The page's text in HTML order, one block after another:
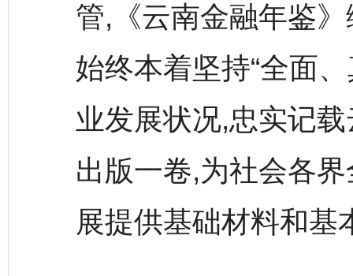
管,《云南金融年鉴
始终本着坚持“全面
业发展状况,忠实记
出版一卷,为社会各
展提供基础材料和基